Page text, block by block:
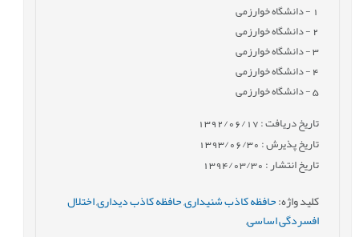
- دانشگاه خوارزمی
2- دانشگاه خوارزمی
3- دانشگاه خوارزمی
4- دانشگاه خوارزمی
5- دانشگاه خوارزمی
تاریخ دریافت : 1392/06/17
تاریخ پذیرش : 1393/06/30
تاریخ انتشار : 1394/03/30
کلید واژه:حافظه کاذب شنیداری,حافظه کاذب دیداری,اختلال
افسردگی اساسی,